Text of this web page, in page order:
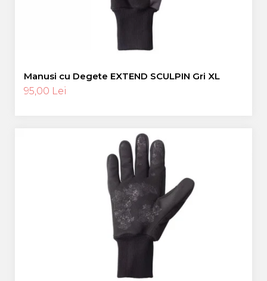
Manusi cu Degete EXTEND SCULPIN Gri XL
95,00 Lei